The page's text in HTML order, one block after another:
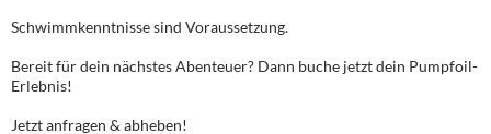
Schwimmkenntnisse sind Voraussetzung.
Bereit für dein nächstes Abenteuer? Dann buche jetzt dein Pumpfoil-
Erlebnis!
Jetzt anfragen & abheben!